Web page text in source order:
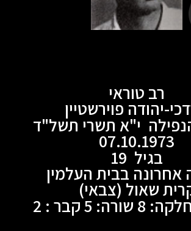
רב טוראי
יהודה פוירשטיין
י"א תשרי תשל"ד
07.10.1973
בגיל 19
אחרונה בבית העלמין
שאול (צבאי)